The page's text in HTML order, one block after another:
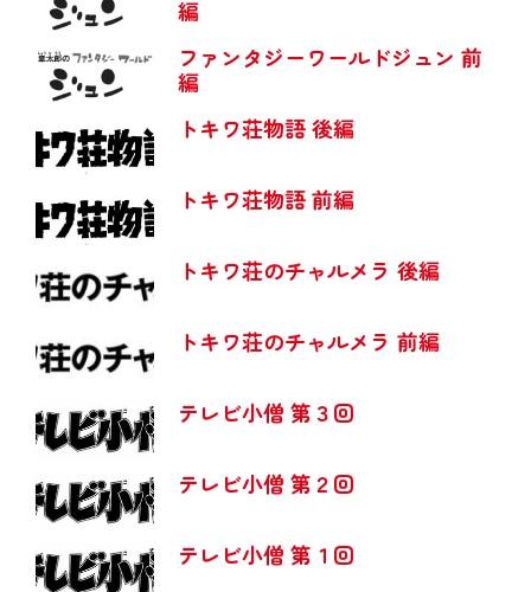
編
ファンタジーワールドジュン 前
編
トキワ荘物語 後編
トキワ荘物語 前編
トキワ荘のチャルメラ 後編
トキワ荘のチャルメラ 前編
テレビ小僧 第３回
テレビ小僧 第２回
テレビ小僧 第１回